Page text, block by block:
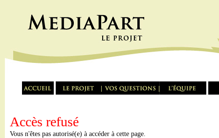
Accès refusé
Vous n'êtes pas autorisé(e) à accéder à cette page.